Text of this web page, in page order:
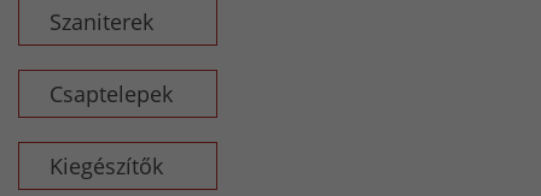
Szaniterek
Csaptelepek
Kiegészítők